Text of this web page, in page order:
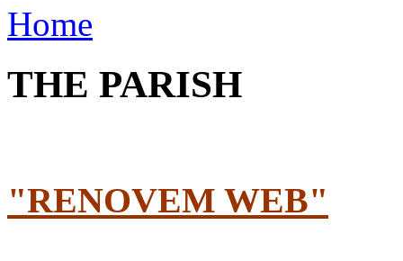
Home
THE PARISH
"RENOVEM WEB"